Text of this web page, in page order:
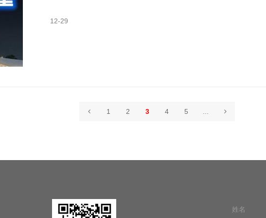
12-29
1 2 3 4 5